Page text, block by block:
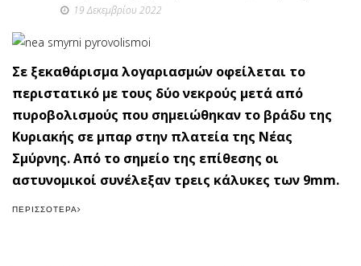
19 Δεκεμβρίου 2022
Σε ξεκαθάρισμα λογαριασμών οφείλεται το
περιστατικό με τους δύο νεκρούς μετά από
πυροβολισμούς που σημειώθηκαν το βράδυ της
Κυριακής σε μπαρ στην πλατεία της Νέας
Σμύρνης. Από το σημείο της επίθεσης οι
αστυνομικοί συνέλεξαν τρεις κάλυκες των 9mm.
ΠΕΡΙΣΣΌΤΕΡΑ